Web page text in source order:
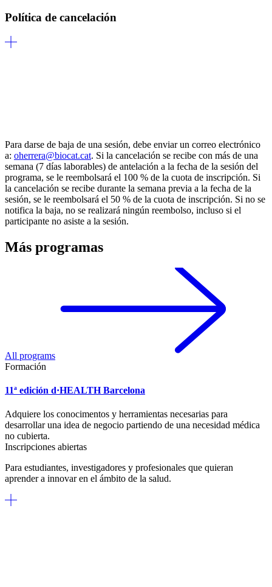
Política de cancelación
Para darse de baja de una sesión, debe enviar un correo electrónico
a: oherrera@biocat.cat. Si la cancelación se recibe con más de una
semana (7 días laborables) de antelación a la fecha de la sesión del
programa, se le reembolsará el 100 % de la cuota de inscripción. Si
la cancelación se recibe durante la semana previa a la fecha de la
sesión, se le reembolsará el 50 % de la cuota de inscripción. Si no se
notifica la baja, no se realizará ningún reembolso, incluso si el
participante no asiste a la sesión.
Más programas
All programs
Formación
11ª edición d·HEALTH Barcelona
Adquiere los conocimentos y herramientas necesarias para
desarrollar una idea de negocio partiendo de una necesidad médica
no cubierta.
Inscripciones abiertas
Para estudiantes, investigadores y profesionales que quieran
aprender a innovar en el ámbito de la salud.